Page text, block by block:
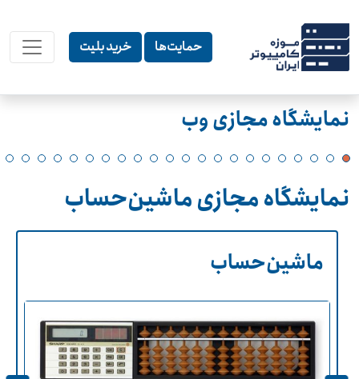
حمایت‌ها خرید بلیت
نمایشگاه مجازی وب
نمایشگاه مجازی ماشین‌حساب
ماشین‌حساب